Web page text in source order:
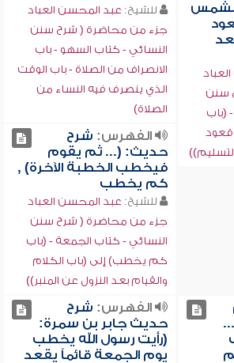
سنن
(باب
قعود
للشيخ: عبد المحسن العباد
جزء من محاضرة ( شرح سنن
النسائي - كتاب السهو - باب
الانصراف من الصلاة - باب الوقت
الذي ينصرف فيه النساء من
الصلاة)
الفهرس: شرح
حديث: (... ثم يقوم
فيخطب الخطبة الآخرة) ,
كم يخطب
للشيخ: عبد المحسن العباد
جزء من محاضرة ( شرح سنن
النسائي - كتاب الجمعة - (باب
كم يخطب) إلى (باب الكلام
والقيام بعد النزول عن المنبر))
الفهرس: شرح
حديث جابر بن سمرة:
(رأيت رسول الله يخطب
يوم الجمعة قائماً يقعد